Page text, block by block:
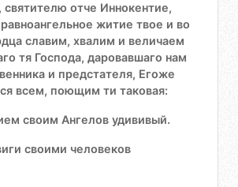
отче Иннокентие,
житие твое и во
славим, хвалим и величаем
тя Господа, даровавшаго нам
и предстателя, Егоже
всем, поющим ти таковая:
своим Ангелов удививый.
своими человеков